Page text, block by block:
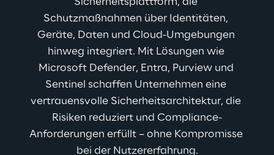
Schutzmaßnahmen über Identitäten,
Geräte, Daten und Cloud-Umgebungen
hinweg integriert. Mit Lösungen wie
Microsoft Defender, Entra, Purview und
Sentinel schaffen Unternehmen eine
vertrauensvolle Sicherheitsarchitektur, die
Risiken reduziert und Compliance-
Anforderungen erfüllt – ohne Kompromisse
bei der Nutzererfahrung.